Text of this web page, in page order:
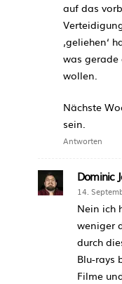
auf das
‚geliehen‘
was gerade
wollen.
Nächste
sein.
Antworten
Dominic
14.
Nein ich
weniger
durch
Blu-rays
Filme